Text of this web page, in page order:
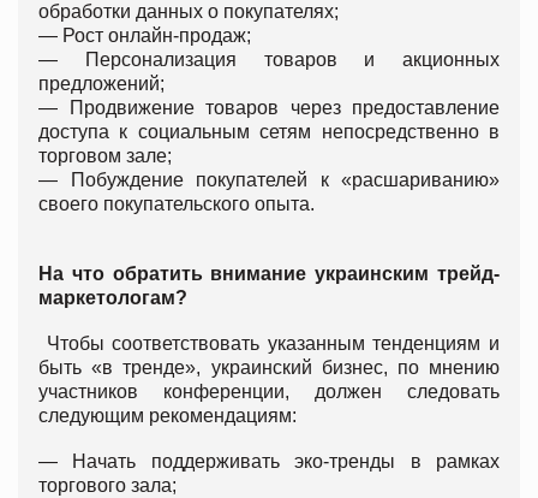
обработки данных о покупателях;
— Рост онлайн-продаж;
— Персонализация товаров и акционных
предложений;
— Продвижение товаров через предоставление
доступа к социальным сетям непосредственно в
торговом зале;
— Побуждение покупателей к «расшариванию»
своего покупательского опыта.
На что обратить внимание украинским трейд-
маркетологам?
Чтобы соответствовать указанным тенденциям и
быть «в тренде», украинский бизнес, по мнению
участников конференции, должен следовать
следующим рекомендациям:
— Начать поддерживать эко-тренды в рамках
торгового зала;